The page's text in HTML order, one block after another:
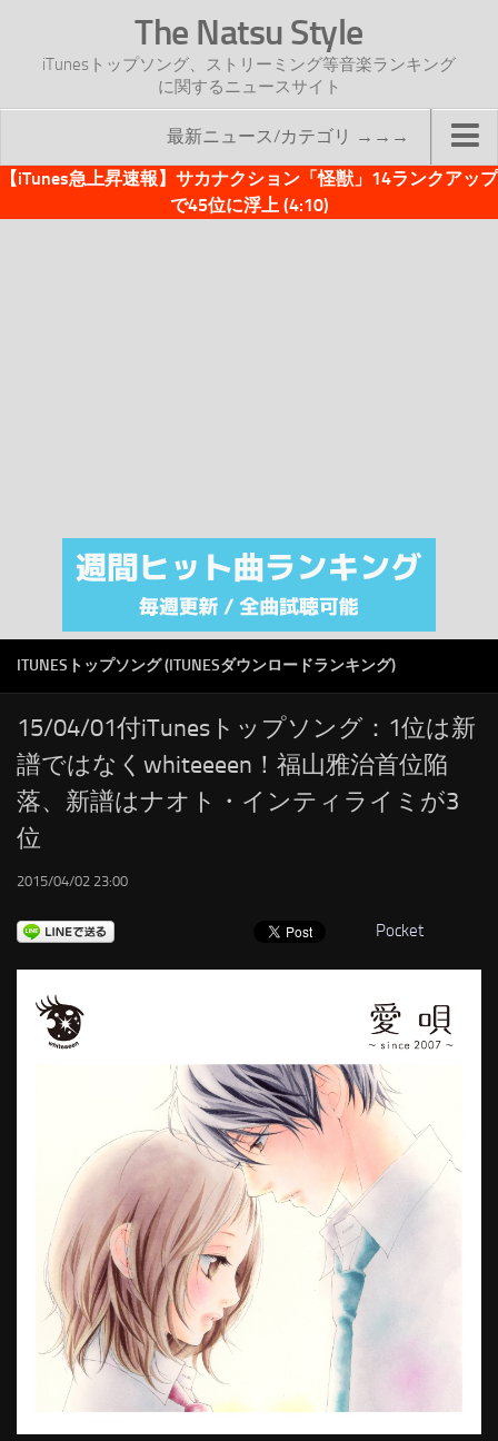
The Natsu Style
iTunesトップソング、ストリーミング等音楽ランキング
に関するニュースサイト
最新ニュース/カテゴリ →→→
TOP
注目カテゴリ
オリジナルiTunes週間トップソング
RSS
LINKS
【iTunes急上昇速報】サカナクション「怪獣」14ランクアップ
で45位に浮上 (4:10)
ITUNESトップソング (ITUNESダウンロードランキング)
15/04/01付iTunesトップソング：1位は新
譜ではなくwhiteeeen！福山雅治首位陥
落、新譜はナオト・インティライミが3
位
2015/04/02 23:00
Pocket